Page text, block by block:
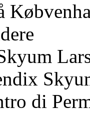
di